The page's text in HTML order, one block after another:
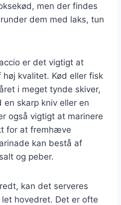
men der findes
dem med laks, tun
er det vigtigt at
kvalitet. Kød eller fisk
i meget tynde skiver,
en skarp kniv eller en
også vigtigt at marinere
for at fremhæve
kan bestå af
og peber.
kan det serveres
hovedret. Det er ofte